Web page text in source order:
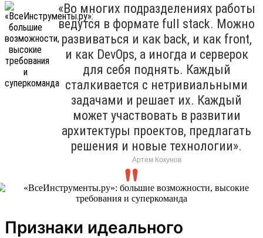
«Во многих подразделениях работы
ведутся в формате full stack. Можно
развиваться и как back, и как front,
и как DevOps, а иногда и серверок
для себя поднять. Каждый
сталкивается с нетривиальными
задачами и решает их. Каждый
может участвовать в развитии
архитектуры проектов, предлагать
решения и новые технологии».
Артем Кокунов
Признаки идеального